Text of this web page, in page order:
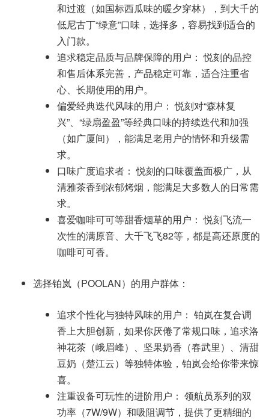
和过渡（如国标西瓜味的暖夕穿林），到大千的
低尼古丁“绿意”口味，选择多，容易找到适合的
入门款。
追求稳定品质与品牌保障的用户： 悦刻的品控
和售后体系完善，产品稳定可靠，适合注重省
心、长期使用的用户。
偏爱经典迭代风味的用户： 悦刻对“森林复
兴”、“绿扇盈盈”等经典口味的持续迭代和加强
（如广厦间），能满足老用户的情怀和升级需
求。
口味广度追求者： 悦刻的口味覆盖面极广，从
清雅茶香到浓郁烤烟，能满足大多数人的日常需
求。
喜爱咖啡可可等甜香烟草的用户： 悦刻飞流一
次性的满原音、大千飞飞82等，都是高还原度的
咖啡可可香。
选择铂岚（POOLAN）的用户群体：
追求个性化与独特风味的用户： 铂岚在复合调
香上大胆创新，如果你厌倦了常规口味，追求洛
神花茶（峨眉峰）、坚果奶香（春武里）、清甜
豆奶（楚江云）等独特体验，铂岚会给你带来惊
喜。
注重设备可玩性的进阶用户： 领航员系列的双
功率（7W/9W）和吸阻调节，提供了更精细的